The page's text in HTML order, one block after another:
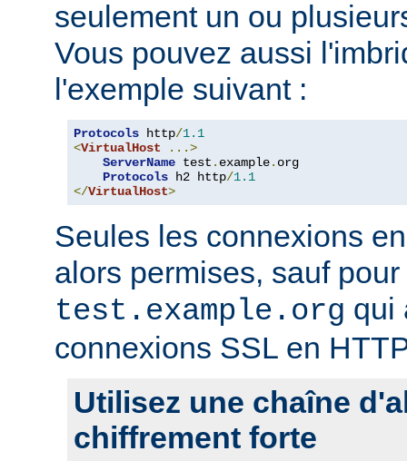
seulement un ou
Vous pouvez aussi
l'exemple suivant :
Protocols http/1.1
<VirtualHost
...>
ServerName test . example. org
Protocols h2 http/1.1
</VirtualHost>
Seules les connexions
alors permises, sauf
test.example.org qui
connexions SSL en
Utilisez une chaîne
chiffrement forte